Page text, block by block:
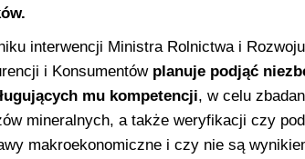
interwencji Ministra Rolnictwa i
i Konsumentówplanuje podjąć
mu kompetencji, w celu
mineralnych, a także weryfikacji czy
makroekonomiczne i czy nie są